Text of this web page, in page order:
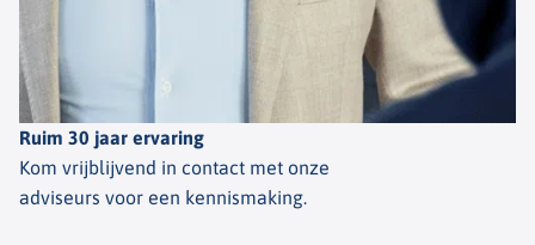
Ruim 30 jaar ervaring
Kom vrijblijvend in contact met onze
adviseurs voor een kennismaking.